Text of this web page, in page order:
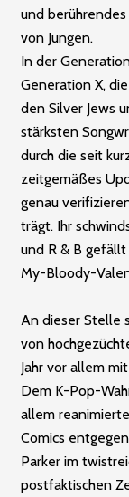
und
von Jungen.
In der
Generation X,
den Silver Jews
stärksten
durch die seit
zeitgemäßes
genau
trägt. Ihr
und R & B
My-Bloody-
An dieser Stelle
von
Jahr vor allem
Dem ­K-Pop-
allem
Comics
Parker im
postfaktischen